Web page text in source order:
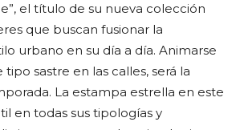
el título de su nueva colección
que buscan fusionar la
urbano en su día a día. Animarse
sastre en las calles, será la
La estampa estrella en este
en todas sus tipologías y